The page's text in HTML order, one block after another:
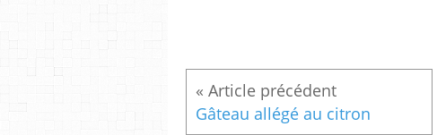
Gâteau allégé au citron